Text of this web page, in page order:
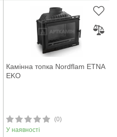
Камінна топка Nordflam ETNA
EKO
(0)
У наявності